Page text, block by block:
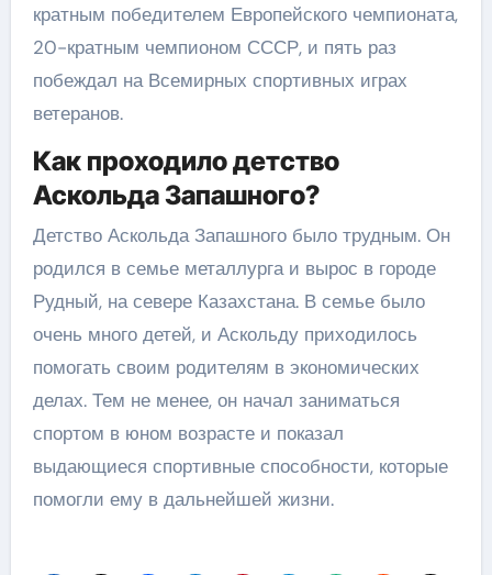
кратным победителем Европейского чемпионата,
20-кратным чемпионом СССР, и пять раз
побеждал на Всемирных спортивных играх
ветеранов.
Как проходило детство
Аскольда Запашного?
Детство Аскольда Запашного было трудным. Он
родился в семье металлурга и вырос в городе
Рудный, на севере Казахстана. В семье было
очень много детей, и Аскольду приходилось
помогать своим родителям в экономических
делах. Тем не менее, он начал заниматься
спортом в юном возрасте и показал
выдающиеся спортивные способности, которые
помогли ему в дальнейшей жизни.